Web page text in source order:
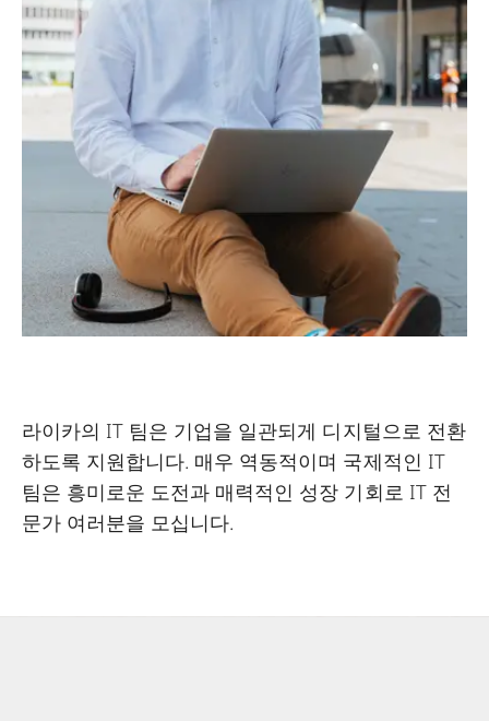
라이카의 IT 팀은 기업을 일관되게 디지털으로 전환
하도록 지원합니다. 매우 역동적이며 국제적인 IT
팀은 흥미로운 도전과 매력적인 성장 기회로 IT 전
문가 여러분을 모십니다.